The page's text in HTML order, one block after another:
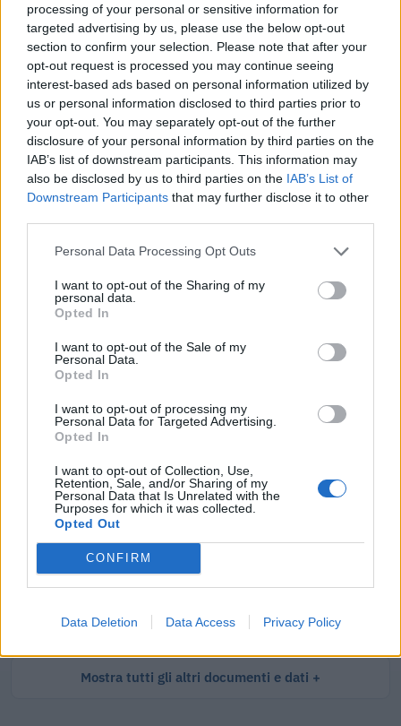
processing of your personal or sensitive information for
targeted advertising by us, please use the below opt-out
section to confirm your selection. Please note that after your
opt-out request is processed you may continue seeing
interest-based ads based on personal information utilized by
us or personal information disclosed to third parties prior to
your opt-out. You may separately opt-out of the further
disclosure of your personal information by third parties on the
IAB’s list of downstream participants. This information may
also be disclosed by us to third parties on the IAB’s List of
Downstream Participants that may further disclose it to other
Personal Data Processing Opt Outs
I want to opt-out of the Sharing of my
personal data.
Opted In
I want to opt-out of the Sale of my
Personal Data.
Opted In
I want to opt-out of processing my
Personal Data for Targeted Advertising.
Opted In
I want to opt-out of Collection, Use,
Retention, Sale, and/or Sharing of my
Personal Data that Is Unrelated with the
Purposes for which it was collected.
Opted Out
CONFIRM
Data Deletion Data Access Privacy Policy
Regione:Piemonte
Tutti i documenti e servizi disponibili →
Visure Camerali - Società di Persone
€ 5,39 IVA inclusa
Visure Camerali - Storico Società di Persone
€ 6,98 IVA inclusa
Mostra tutti gli altri documenti e dati